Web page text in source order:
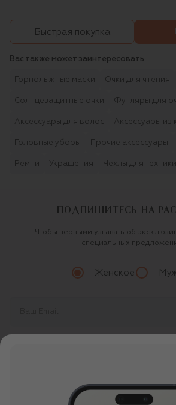
Быстрая покупка
Вас также может заинтересовать
Горнолыжные маски Очки для чтения
Солнцезащитные очки Футляры для
Аксессуары для волос Аксессуары из
Головные уборы Прочие аксессуары
Ремни Украшения Чехлы для техники
ПОДПИШИТЕСЬ НА
Чтобы первыми узнавать об
специальных
Женское
О ЦУМ